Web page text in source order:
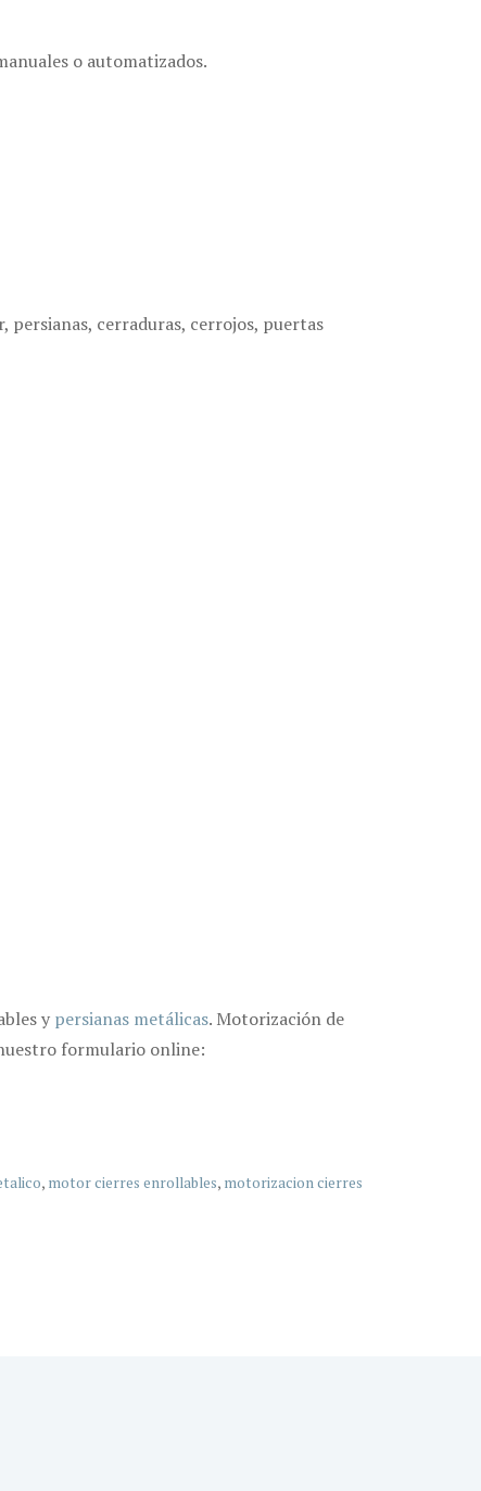
o automatizados.
cerraduras, cerrojos, puertas
y persianas metálicas. Motorización de
formulario online:
, motor cierres enrollables, motorizacion cierres